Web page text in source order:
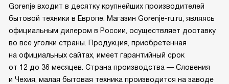
Gorenje входит в десятку крупнейших производителей
бытовой техники в Европе. Магазин Gorenje-ru.ru, являясь
официальным дилером в России, осуществляет доставку
во все уголки страны. Продукция, приобретенная
на официальных сайтах, имеет гарантийный срок
от 12 до 36 месяцев. Страна производства — Словения
и Чехия, малая бытовая техника производится на заводе